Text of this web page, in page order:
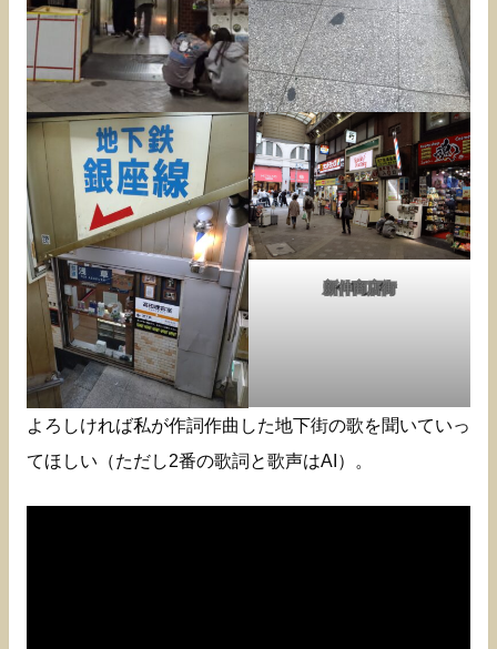
新仲商店街
よろしければ私が作詞作曲した地下街の歌を聞いていっ
てほしい（ただし2番の歌詞と歌声はAI）。